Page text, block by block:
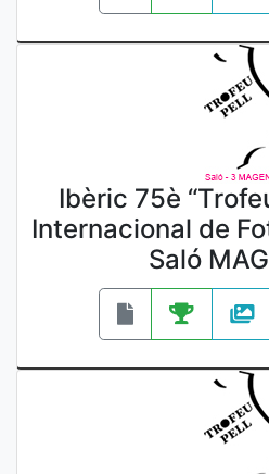
Ibèric 75è
Internacional de
Saló